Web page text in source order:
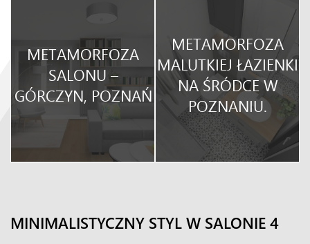
METAMORFOZA
SALONU –
GÓRCZYN, POZNAŃ
METAMORFOZA
MALUTKIEJ ŁAZIENKI
NA ŚRÓDCE W
POZNANIU.
MINIMALISTYCZNY STYL W SALONIE 4